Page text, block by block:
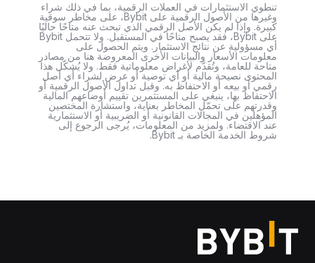
تنطوي الاستثمارات في العملات الرقمية، بما في ذلك شراء
وغيرها من الأصول الرقمية على Bybit، على مخاطر سوقية
كبيرة. وإذا لم يكن الأصل الرقمي الذي تبحث عنه متاحًا حاليًا
على Bybit، فقد يصبح متاحًا في المستقبل. ولا تتحمل Bybit
أي مسؤولية عن نتائج الاستثمار. ويتم الحصول على
معلومات الأسعار والبيانات الأخرى المعروضة هنا من مصادر
متاحة للعامة، وتُقدَّم لأغراض معلوماتية فقط. ولا يُشكّل هذا
المحتوى نصيحة مالية أو أي توصية أو عرض لشراء أي أصل
رقمي أو بيعه أو الاحتفاظ به. وقبل تداول الأصول الرقمية أو
الاحتفاظ بها، ينبغي على المستثمرين تقييم أوضاعهم المالية
وقدرتهم على تحمّل المخاطر بعناية، واستشارة المختصين
المؤهلين في المجالات القانونية أو الضريبية أو الاستثمارية
عند الاقتضاء. ولمزيد من المعلومات، يُرجى الرجوع إلى
شروط الخدمة الخاصة بـ Bybit.